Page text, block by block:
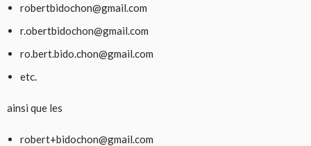
robertbidochon@gmail.com
r.obertbidochon@gmail.com
ro.bert.bido.chon@gmail.com
etc.
ainsi que les
robert+bidochon@gmail.com